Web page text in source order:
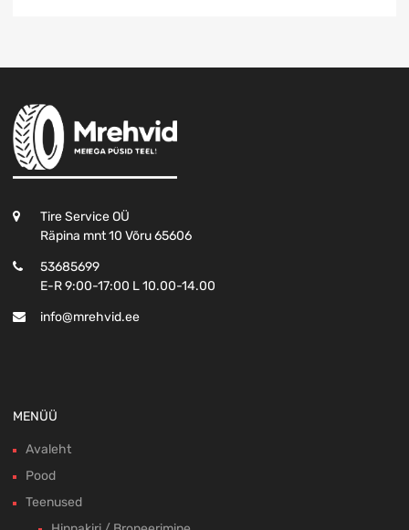
Tire Service OÜ
Räpina mnt 10 Võru 65606
53685699
E-R 9:00-17:00 L 10.00-14.00
info@mrehvid.ee
MENÜÜ
Avaleht
Pood
Teenused